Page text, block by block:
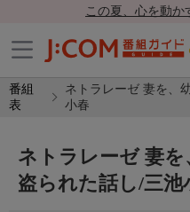
この夏、心を動か
番組
表
ネトラレーゼ 妻を、
小春
ネトラレーゼ 妻
盗られた話し/三池